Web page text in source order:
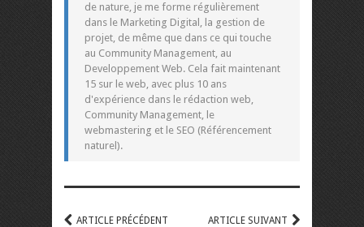
de nature, je me forme régulièrement
dans le Marketing Digital, la gestion de
projet, de même que dans ce qui touche
au Community Management, au
Developpement Web. Cela fait maintenant
15 sur le web, avec plus 10 ans
d'expérience dans le rédaction web,
Community Management, le
webmastering et le SEO (Référencement
naturel).
ARTICLE PRÉCÉDENT ARTICLE SUIVANT